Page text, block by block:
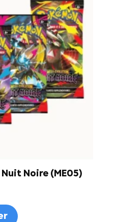
Noire (ME05)